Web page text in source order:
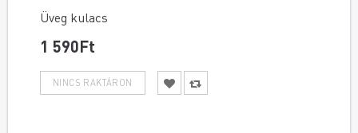
Üveg kulacs
1 590Ft